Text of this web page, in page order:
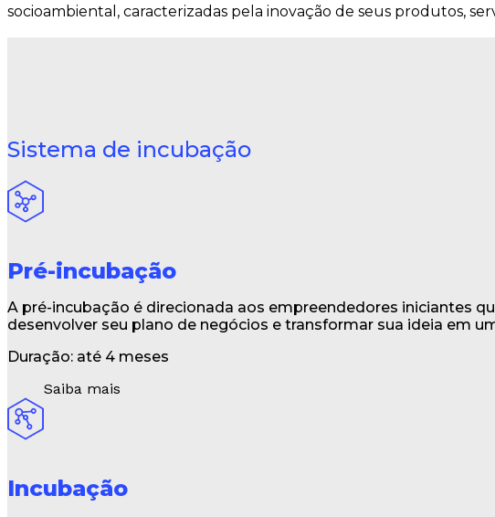
socioambiental, caracterizadas pela inovação de seus produtos,
Sistema de incubação
Pré-incubação
A pré-incubação é direcionada aos empreendedores iniciantes
desenvolver seu plano de negócios e transformar sua ideia em
Duração: até 4 meses
Saiba mais
Incubação